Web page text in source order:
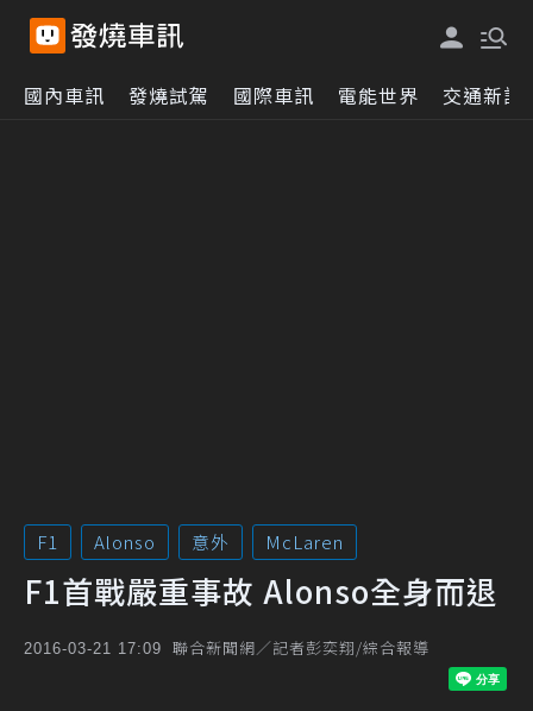
國內車訊 發燒試駕 國際車訊 電能世界 交通新訊
F1 Alonso 意外 McLaren
F1首戰嚴重事故 Alonso全身而退
2016-03-21 17:09 聯合新聞網／記者彭奕翔/綜合報導